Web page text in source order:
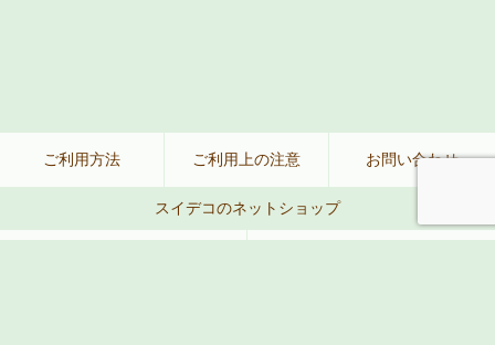
ご利用方法 ご利用上の注意 お問い合わせ
スイデコのネットショップ